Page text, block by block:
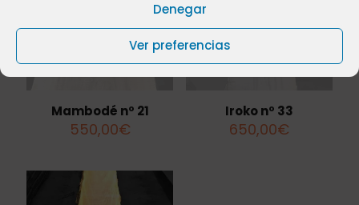
Denegar
Ver preferencias
Mambodé nº 21
550,00€
Iroko nº 33
650,00€